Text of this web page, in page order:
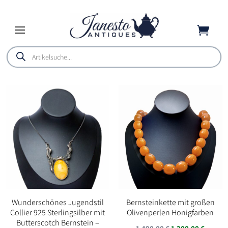

Products
search
Wunderschönes Jugendstil
Collier 925 Sterlingsilber mit
Butterscotch Bernstein –
Bernsteinkette mit großen
Olivenperlen Honigfarben